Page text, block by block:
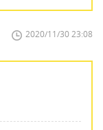
2020/11/30 23:08